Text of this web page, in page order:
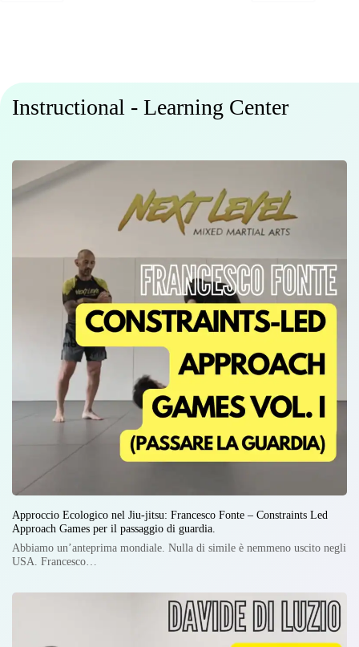
Instructional - Learning Center
Approccio Ecologico nel Jiu-jitsu: Francesco Fonte – Constraints Led
Approach Games per il passaggio di guardia.
Abbiamo un’anteprima mondiale. Nulla di simile è nemmeno uscito negli
USA. Francesco…